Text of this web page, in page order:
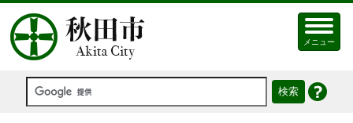
メニュー